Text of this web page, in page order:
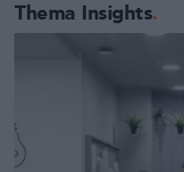
Thema Insights